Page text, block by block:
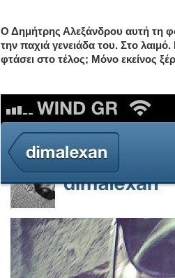
Ο Δημήτρης Αλεξάνδρου αυτή τη
την παχιά γενειάδα του. Στο
φτάσει στο τέλος; Μόνο εκείνος